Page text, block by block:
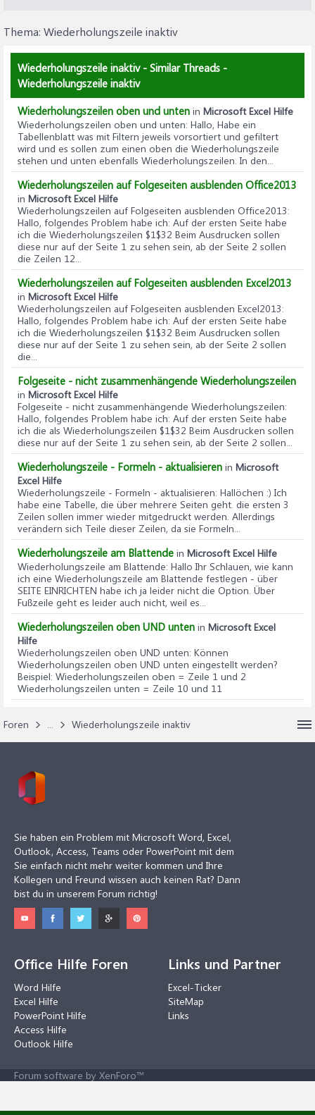
Thema: Wiederholungszeile inaktiv
Wiederholungszeile inaktiv - Similar Threads -
Wiederholungszeile inaktiv
Wiederholungszeilen oben und unten in Microsoft Excel Hilfe
Wiederholungszeilen oben und unten: Hallo, Habe ein
Tabellenblatt was mit Filtern jeweils vorsortiert und gefiltert
wird und es sollen zum einen oben die Wiederholungszeile
stehen und unten ebenfalls Wiederholungszeilen. In den...
Wiederholungszeilen auf Folgeseiten ausblenden Office2013
in Microsoft Excel Hilfe
Wiederholungszeilen auf Folgeseiten ausblenden Office2013:
Hallo, folgendes Problem habe ich: Auf der ersten Seite habe
ich die Wiederholungszeilen $1$32 Beim Ausdrucken sollen
diese nur auf der Seite 1 zu sehen sein, ab der Seite 2 sollen
die Zeilen 12...
Wiederholungszeilen auf Folgeseiten ausblenden Excel2013
in Microsoft Excel Hilfe
Wiederholungszeilen auf Folgeseiten ausblenden Excel2013:
Hallo, folgendes Problem habe ich: Auf der ersten Seite habe
ich die Wiederholungszeilen $1$32 Beim Ausdrucken sollen
diese nur auf der Seite 1 zu sehen sein, ab der Seite 2 sollen
die...
Folgeseite - nicht zusammenhängende Wiederholungszeilen
in Microsoft Excel Hilfe
Folgeseite - nicht zusammenhängende Wiederholungszeilen:
Hallo, folgendes Problem habe ich: Auf der ersten Seite habe
ich die als Wiederholungszeilen $1$32 Beim Ausdrucken sollen
diese nur auf der Seite 1 zu sehen sein, ab der Seite 2 sollen...
Wiederholungszeile - Formeln - aktualisieren in Microsoft
Excel Hilfe
Wiederholungszeile - Formeln - aktualisieren: Hallöchen :) Ich
habe eine Tabelle, die über mehrere Seiten geht. die ersten 3
Zeilen sollen immer wieder mitgedruckt werden. Allerdings
verändern sich Teile dieser Zeilen, da sie Formeln...
Wiederholungszeile am Blattende in Microsoft Excel Hilfe
Wiederholungszeile am Blattende: Hallo Ihr Schlauen, wie kann
ich eine Wiederholungszeile am Blattende festlegen - über
SEITE EINRICHTEN habe ich ja leider nicht die Option. Über
Fußzeile geht es leider auch nicht, weil es...
Wiederholungszeilen oben UND unten in Microsoft Excel
Hilfe
Wiederholungszeilen oben UND unten: Können
Wiederholungszeilen oben UND unten eingestellt werden?
Beispiel: Wiederholungszeilen oben = Zeile 1 und 2
Wiederholungszeilen unten = Zeile 10 und 11
Foren ... Wiederholungszeile inaktiv
Sie haben ein Problem mit Microsoft Word, Excel,
Outlook, Access, Teams oder PowerPoint mit dem
Sie einfach nicht mehr weiter kommen und Ihre
Kollegen und Freund wissen auch keinen Rat? Dann
bist du in unserem Forum richtig!
Office Hilfe Foren
Word Hilfe
Excel Hilfe
PowerPoint Hilfe
Access Hilfe
Outlook Hilfe
Links und Partner
Excel-Ticker
SiteMap
Links
Forum software by XenForo™